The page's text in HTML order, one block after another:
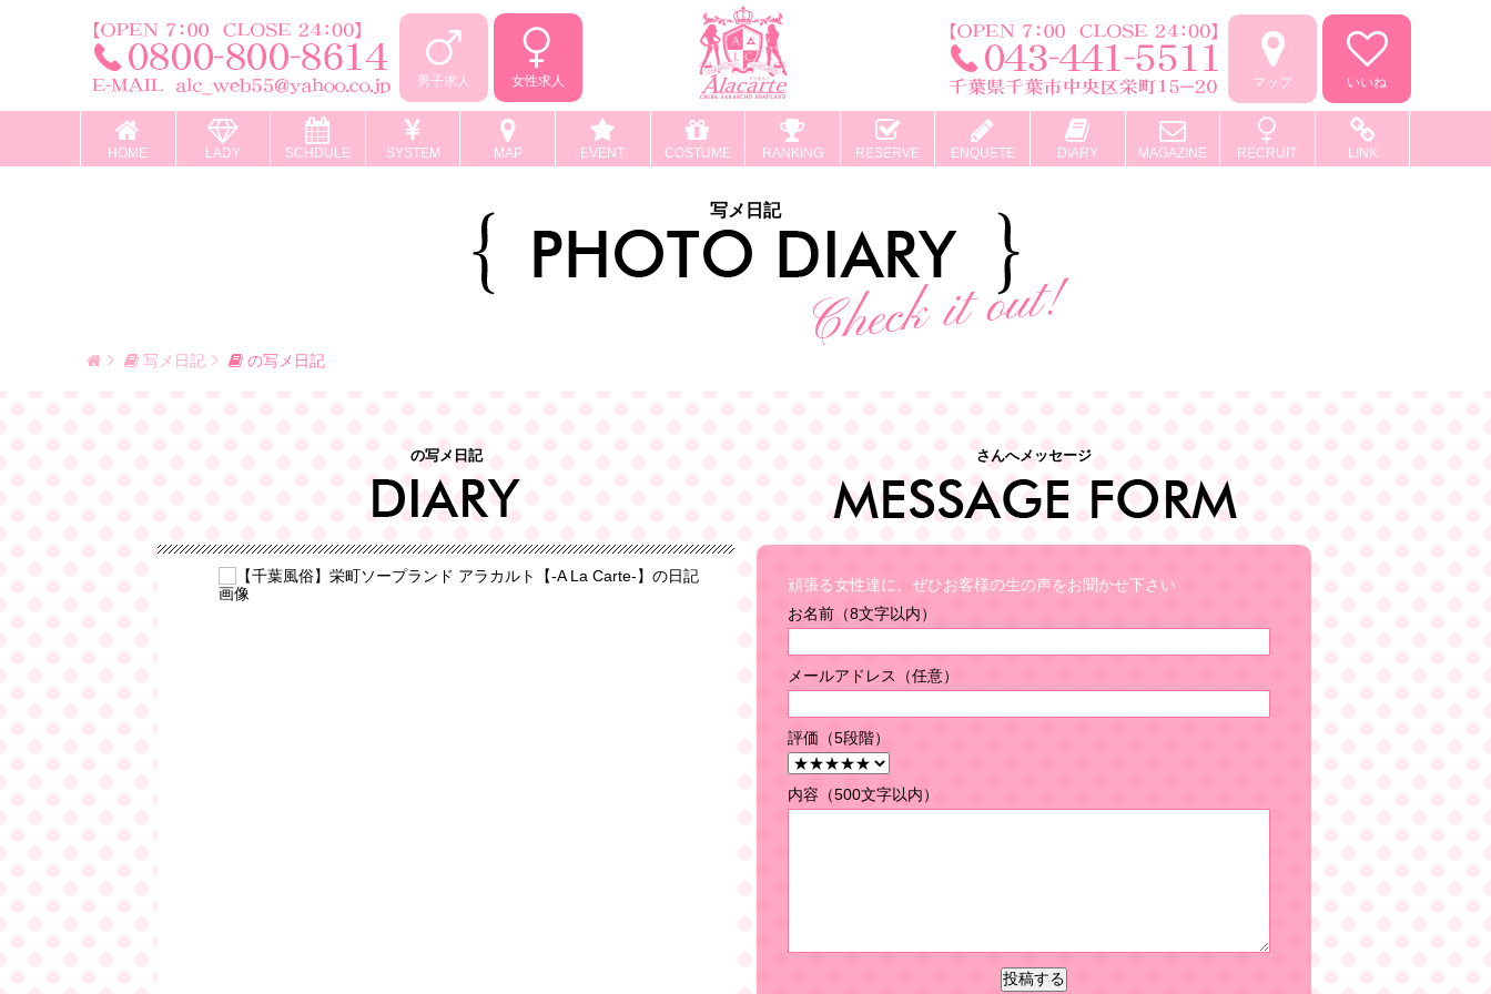
男子求人 女性求人 マップ いいね
HOME LADY SCHDULE SYSTEM MAP EVENT COSTUME RANKING RESERVE ENQUETE DIARY MAGAZINE RECRUIT LINK
写メ日記
写メ日記 の写メ日記
の写メ日記 さんへメッセージ
頑張る女性達に、ぜひお客様の生の声をお聞かせ下さい
お名前（8文字以内）
メールアドレス（任意）
評価（5段階）
内容（500文字以内）